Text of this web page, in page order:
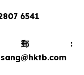
6541
郵︰